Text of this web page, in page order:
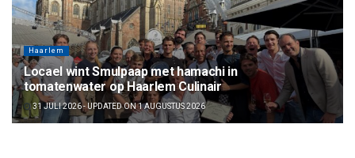
Haarlem
Locael wint Smulpaap met hamachi in
tomatenwater op Haarlem Culinair
31 JULI 2026 - UPDATED ON 1 AUGUSTUS 2026